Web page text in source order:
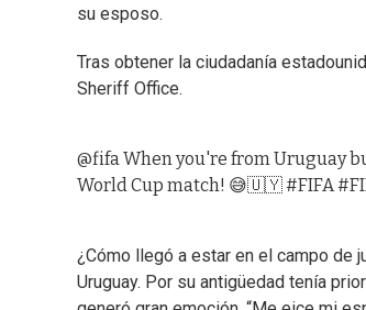
su esposo.
Tras obtener la ciudadanía
Sheriff Office.
@fifaWhen you're from Uruguay
World Cup match! 😅🇺🇾#FIFA
¿Cómo llegó a estar en el campo de
Uruguay. Por su antigüedad tenía